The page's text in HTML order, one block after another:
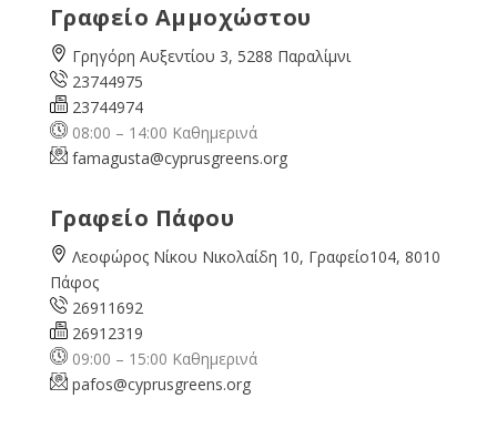
Γραφείο Αμμοχώστου
Γρηγόρη Αυξεντίου 3, 5288 Παραλίμνι
23744975
23744974
08:00 – 14:00 Καθημερινά
famagusta@cyprusgreens.org
Γραφείο Πάφου
Λεοφώρος Νίκου Νικολαίδη 10, Γραφείο104, 8010
Πάφος
26911692
26912319
09:00 – 15:00 Καθημερινά
pafos@cyprusgreens.org